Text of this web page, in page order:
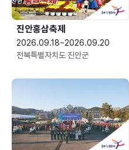
진안홍삼축제
2026.09.18~2026.09.20
전북특별자치도 진안군